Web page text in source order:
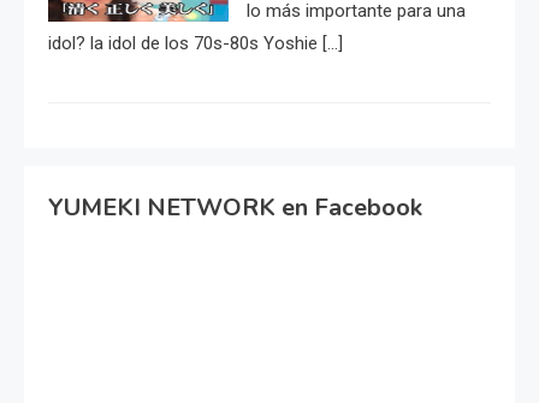
lo más importante para una
idol? la idol de los 70s-80s Yoshie […]
YUMEKI NETWORK en Facebook